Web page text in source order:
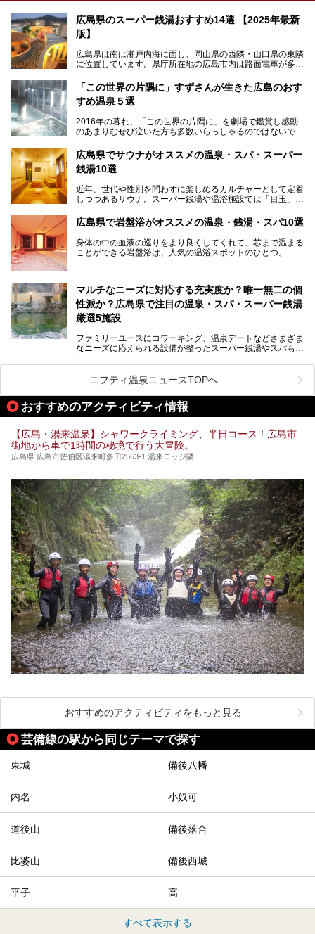
広島県のスーパー銭湯おすすめ14選 【2025年最新
版】
広島県は南は瀬戸内海に面し、岡山県の西隣・山口県の東隣
に位置しています。県庁所在地の広島市内は路面電車が多数
厳島神社と原爆ドームの2つの世界文化遺産があり、年間を
通して多数の観光客が訪れます。工業都市として栄えた呉市
や、坂の町・尾道市など、ゆっくり訪れたい町や観光スポッ
モン、全国にファンが多い広島風お好み焼きなどのグルメも
充実。
銭湯をご紹介します。
「この世界の片隅に」すずさんが生きた広島のおす
すめ温泉５選
2016年の暮れ、「この世界の片隅に」を劇場で鑑賞し感動
のあまりむせび泣いた方も多数いらっしゃるのではないでし
あの夏のヒロシマを生きた主人公すずさんの笑顔が、今もど
こかに輝きつづけていることをふと思い浮かべます。
そんな映画の舞台となった広島県呉市を中心に、広島のおす
広島県でサウナがオススメの温泉・スパ・スーパー
銭湯10選
近年、世代や性別を問わずに楽しめるカルチャーとして定着
しつつあるサウナ。スーパー銭湯や温浴施設では「目玉」と
わりと身体の内部を温めて発汗を促すサウナは、リフレッシ
ュ効果はもちろん、代謝が高まり健康や美容にも良い影響が
期待されます。今回はそんなサウナにこだわった、広島県内
のオススメ温泉・銭湯・スパ10ヶ所を紹介させていただき
ます。
広島県で岩盤浴がオススメの温泉・銭湯・スパ10選
身体の中の血液の巡りをより良くしてくれて、芯まで温まる
ことができる岩盤浴は、人気の温浴スポットのひとつ。
る、広島県でオススメの温泉・銭湯・スパをご紹介していき
ます！
マルチなニーズに対応する充実度か？唯一無二の個
性派か？広島県で注目の温泉・スパ・スーパー銭湯
厳選5施設
ファミリーユースにコワーキング、温泉デートなどさまざま
なニーズに応えられる設備が整ったスーパー銭湯やスパも、
いった個性が魅力の温泉も、どちらも充実している広島県。
今回は、そんな広島県にある温浴施設のなかから、筆者が
「一度訪ねてみたい」と気になっている魅力的な施設を5件
ピックアップして紹介します。
※2021/07/30時点の情報です。
ニフティ温泉ニュースTOPへ
おすすめのアクティビティ情報
【広島・湯来温泉】シャワークライミング、半日コース！広島市
街地から車で1時間の秘境で行う大冒険。
広島県 広島市佐伯区湯来町多田2563-1 湯来ロッジ隣
おすすめのアクティビティをもっと見る
芸備線の駅から同じテーマで探す
東城 備後八幡
内名 小奴可
道後山 備後落合
比婆山 備後西城
平子 高
すべて表示する